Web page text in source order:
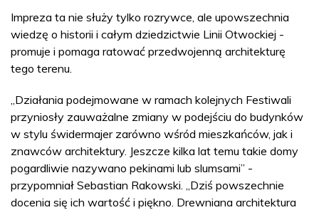
Impreza ta nie służy tylko rozrywce, ale upowszechnia
wiedzę o historii i całym dziedzictwie Linii Otwockiej -
promuje i pomaga ratować przedwojenną architekturę
tego terenu.
„Działania podejmowane w ramach kolejnych Festiwali
przyniosły zauważalne zmiany w podejściu do budynków
w stylu świdermajer zarówno wśród mieszkańców, jak i
znawców architektury. Jeszcze kilka lat temu takie domy
pogardliwie nazywano pekinami lub slumsami” -
przypomniał Sebastian Rakowski. „Dziś powszechnie
docenia się ich wartość i piękno. Drewniana architektura